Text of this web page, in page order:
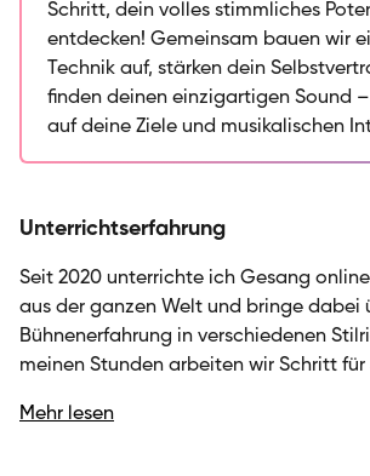
Mein Unterricht verbindet solide
Entfaltung: Wir arbeiten Schritt für
Atemtechnik, Mundform, Platzierung
Ausdruck – immer angewendet auf
wirklich begeistern. Dabei geht es
im Mittelpunkt bleibt. Ob du gerade
oder deine Fähigkeiten verfeinern
gestalte jede Stunde individuell nach
und Vorlieben, damit du motiviert
kontinuierlich wächst.
Schritt, dein volles stimmliches
entdecken! Gemeinsam bauen wir
Technik auf, stärken dein
finden deinen einzigartigen Sound
auf deine Ziele und musikalischen
Unterrichtserfahrung
Seit 2020 unterrichte ich Gesang
aus der ganzen Welt und bringe dabei
Bühnenerfahrung in verschiedenen
meinen Stunden arbeiten wir Schritt
über Mundform und Platzierung bis hin
Mehr lesen